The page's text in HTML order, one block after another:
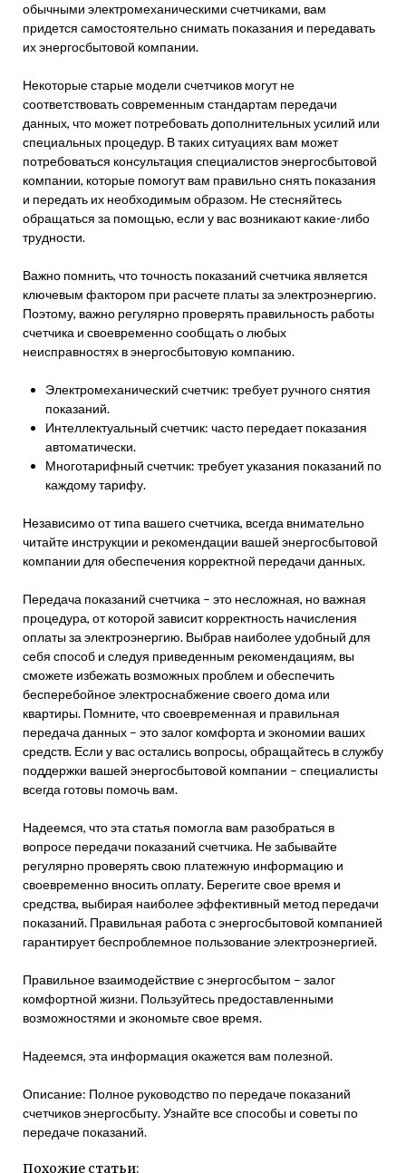
обычными электромеханическими счетчиками, вам
придется самостоятельно снимать показания и передавать
их энергосбытовой компании.
Некоторые старые модели счетчиков могут не
соответствовать современным стандартам передачи
данных, что может потребовать дополнительных усилий или
специальных процедур. В таких ситуациях вам может
потребоваться консультация специалистов энергосбытовой
компании, которые помогут вам правильно снять показания
и передать их необходимым образом. Не стесняйтесь
обращаться за помощью, если у вас возникают какие-либо
трудности.
Важно помнить, что точность показаний счетчика является
ключевым фактором при расчете платы за электроэнергию.
Поэтому, важно регулярно проверять правильность работы
счетчика и своевременно сообщать о любых
неисправностях в энергосбытовую компанию.
Электромеханический счетчик: требует ручного снятия
показаний.
Интеллектуальный счетчик: часто передает показания
автоматически.
Многотарифный счетчик: требует указания показаний по
каждому тарифу.
Независимо от типа вашего счетчика, всегда внимательно
читайте инструкции и рекомендации вашей энергосбытовой
компании для обеспечения корректной передачи данных.
Передача показаний счетчика – это несложная, но важная
процедура, от которой зависит корректность начисления
оплаты за электроэнергию. Выбрав наиболее удобный для
себя способ и следуя приведенным рекомендациям, вы
сможете избежать возможных проблем и обеспечить
бесперебойное электроснабжение своего дома или
квартиры. Помните, что своевременная и правильная
передача данных – это залог комфорта и экономии ваших
средств. Если у вас остались вопросы, обращайтесь в службу
поддержки вашей энергосбытовой компании – специалисты
всегда готовы помочь вам.
Надеемся, что эта статья помогла вам разобраться в
вопросе передачи показаний счетчика. Не забывайте
регулярно проверять свою платежную информацию и
своевременно вносить оплату. Берегите свое время и
средства, выбирая наиболее эффективный метод передачи
показаний. Правильная работа с энергосбытовой компанией
гарантирует беспроблемное пользование электроэнергией.
Правильное взаимодействие с энергосбытом – залог
комфортной жизни. Пользуйтесь предоставленными
возможностями и экономьте свое время.
Надеемся, эта информация окажется вам полезной.
Описание: Полное руководство по передаче показаний
счетчиков энергосбыту. Узнайте все способы и советы по
передаче показаний.
Похожие статьи: